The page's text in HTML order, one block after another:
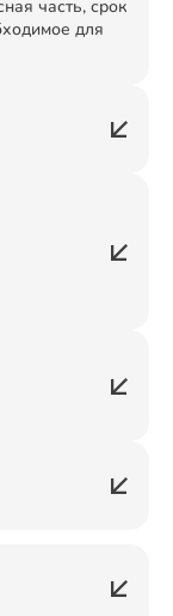
часть, срок
для